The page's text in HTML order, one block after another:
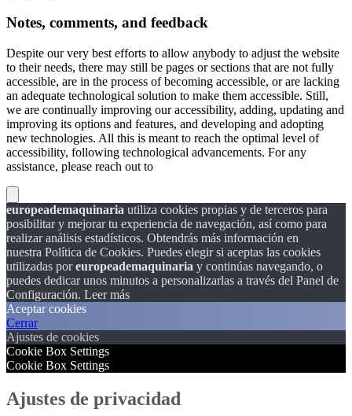
Notes, comments, and feedback
Despite our very best efforts to allow anybody to adjust the website
to their needs, there may still be pages or sections that are not fully
accessible, are in the process of becoming accessible, or are lacking
an adequate technological solution to make them accessible. Still,
we are continually improving our accessibility, adding, updating and
improving its options and features, and developing and adopting
new technologies. All this is meant to reach the optimal level of
accessibility, following technological advancements. For any
assistance, please reach out to
europeademaquinaria utiliza cookies propias y de terceros para
posibilitar y mejorar tu experiencia de navegación, así como para
realizar análisis estadísticos. Obtendrás más información en
nuestra Política de Cookies. Puedes elegir si aceptas las cookies
utilizadas poreuropeademaquinaria y continúas navegando, o
puedes dedicar unos minutos a personalizarlas a través del Panel de
Configuración. Leer más
Aceptar cookies
Cerrar
Ajustes de cookies
Cookie Box Settings
Cookie Box Settings
Ajustes de privacidad